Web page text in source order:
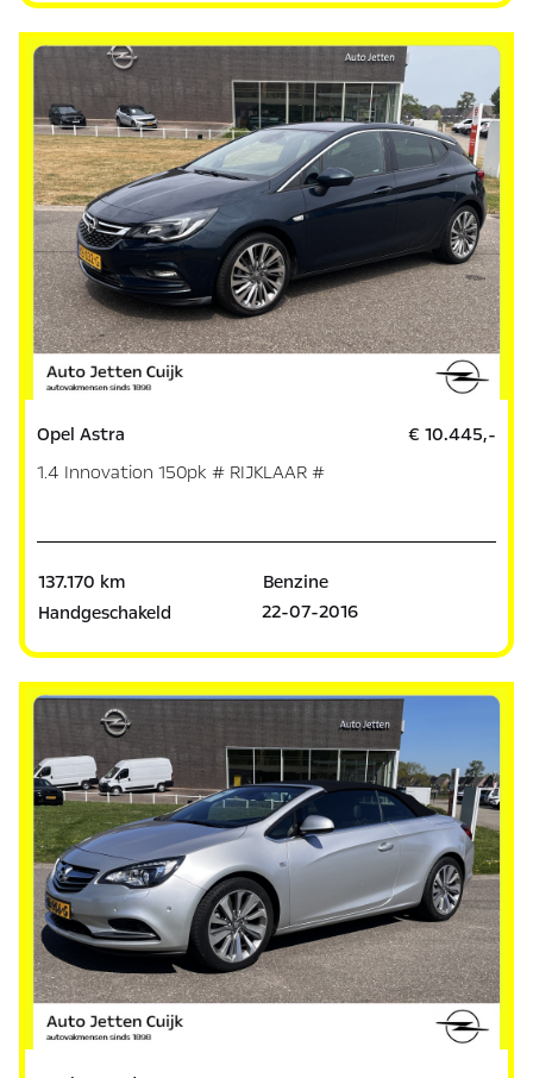
Opel Astra
1.4 Innovation 150pk # RIJKLAAR #
€ 10.445,-
137.170 km
Benzine
Handgeschakeld
22-07-2016